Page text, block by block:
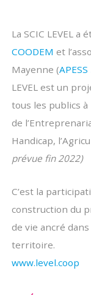
La SCIC LEVEL a
COODEM et
Mayenne (APESS
LEVEL est un
tous les publics
de
Handicap,
prévue fin 2022)
C’est la
construction du
de vie ancré
territoire.
www.level.coop